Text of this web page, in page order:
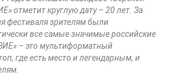
отметит круглую дату – 20 лет. За
фестиваля зрителям были
все самые значимые российские
– это мультиформатный
где есть место и легендарным, и